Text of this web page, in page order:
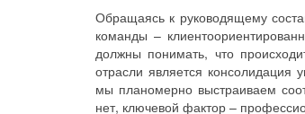
Обращаясь к руководящему
команды –
должны понимать, что
отрасли является консолидация
мы планомерно выстраиваем
нет, ключевой фактор –